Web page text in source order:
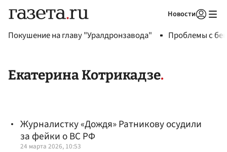
Новости
Покушение на главу "Уралдронзавода" Проблемы с
Екатерина Котрикадзе
Журналистку «Дождя» Ратникову осудили
за фейки о ВС РФ
24 марта 2026, 10:53